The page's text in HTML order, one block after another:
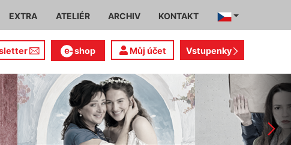
EXTRA ATELIÉR ARCHIV KONTAKT
shop Můj účet Vstupenky